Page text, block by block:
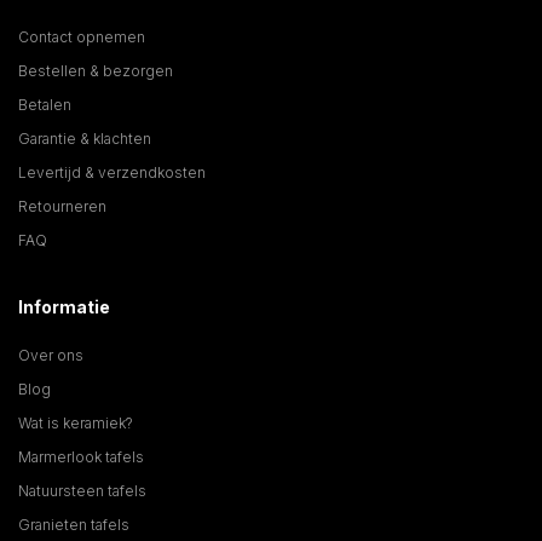
Contact opnemen
Bestellen & bezorgen
Betalen
Garantie & klachten
Levertijd & verzendkosten
Retourneren
FAQ
Informatie
Over ons
Blog
Wat is keramiek?
Marmerlook tafels
Natuursteen tafels
Granieten tafels